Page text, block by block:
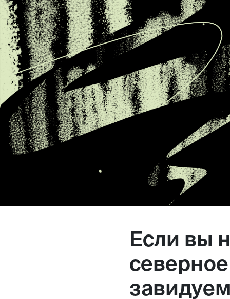
Магазин
Контакты
ГалереяОтзывы
Большая
Если вы